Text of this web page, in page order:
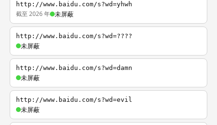
http://www.baidu.com/s?wd=yhwh
截至 2026 年 未屏蔽
http://www.baidu.com/s?wd=????
未屏蔽
http://www.baidu.com/s?wd=damn
未屏蔽
http://www.baidu.com/s?wd=evil
未屏蔽